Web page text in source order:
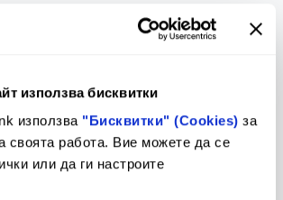
използва бисквитки
използва "Бисквитки" (Cookies) за
своята работа. Вие можете да се
или да ги настроите
условия